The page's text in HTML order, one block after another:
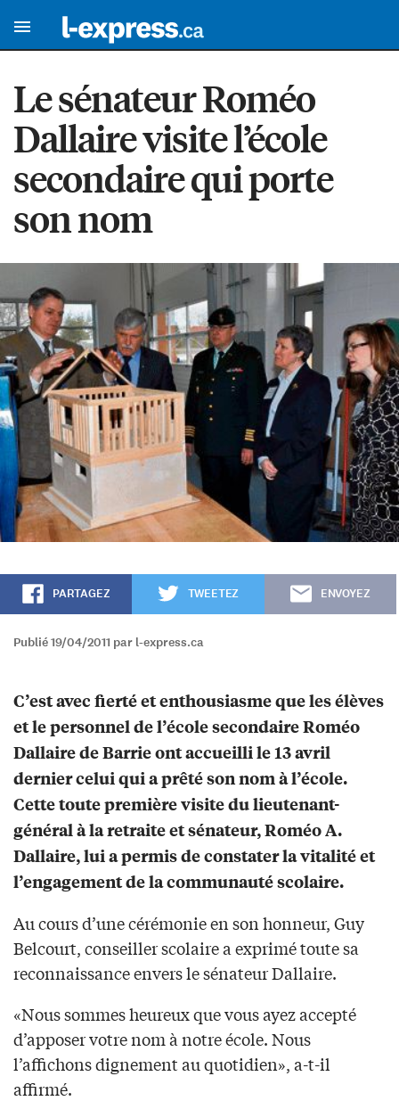
Le sénateur Roméo
Dallaire visite l’école
secondaire qui porte
son nom
PARTAGEZ TWEETEZ ENVOYEZ
Publié 19/04/2011 par l-express.ca
C’est avec fierté et enthousiasme que les élèves
et le personnel de l’école secondaire Roméo
Dallaire de Barrie ont accueilli le 13 avril
dernier celui qui a prêté son nom à l’école.
Cette toute première visite du lieutenant-
général à la retraite et sénateur, Roméo A.
Dallaire, lui a permis de constater la vitalité et
l’engagement de la communauté scolaire.
Au cours d’une cérémonie en son honneur, Guy
Belcourt, conseiller scolaire a exprimé toute sa
reconnaissance envers le sénateur Dallaire.
«Nous sommes heureux que vous ayez accepté
d’apposer votre nom à notre école. Nous
l’affichons dignement au quotidien», a-t-il
affirmé.